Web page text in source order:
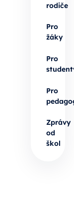
rodiče
Pro
žáky
Pro
Pro
Zprávy
od
škol